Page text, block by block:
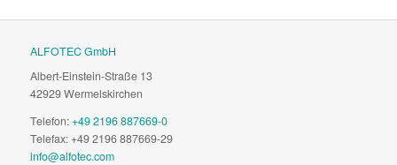
ALFOTEC GmbH
Albert-Einstein-Straße 13
42929 Wermelskirchen
Telefon:+49 2196 887669-0
Telefax: +49 2196 887669-29
info@alfotec.com